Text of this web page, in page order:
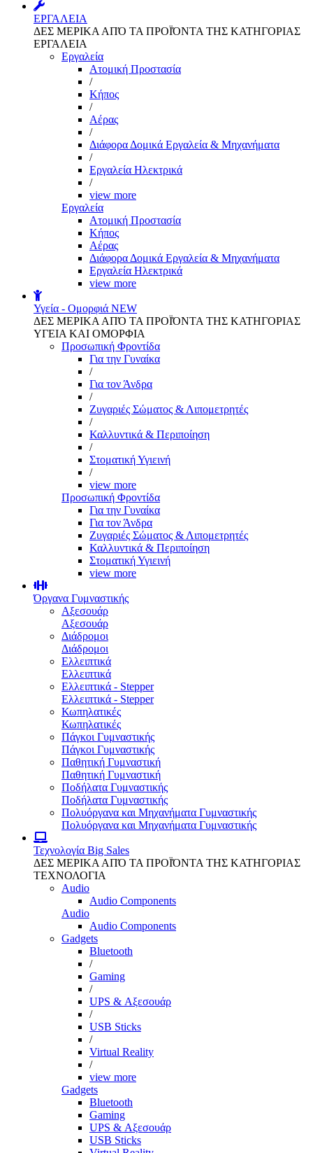
ΕΡΓΑΛΕΙΑ
ΔΕΣ ΜΕΡΙΚΑ ΑΠΌ ΤΑ ΠΡΟΪΌΝΤΑ ΤΗΣ ΚΑΤΗΓΟΡΙΑΣ
ΕΡΓΑΛΕΙΑ
Εργαλεία
Aτομική Προστασία
/
Kήπος
/
Αέρας
/
Διάφορα Δομικά Εργαλεία & Μηχανήματα
/
Εργαλεία Ηλεκτρικά
/
view more
Εργαλεία
Aτομική Προστασία
Kήπος
Αέρας
Διάφορα Δομικά Εργαλεία & Μηχανήματα
Εργαλεία Ηλεκτρικά
view more
Υγεία - Ομορφιά NEW
ΔΕΣ ΜΕΡΙΚΑ ΑΠΌ ΤΑ ΠΡΟΪΌΝΤΑ ΤΗΣ ΚΑΤΗΓΟΡΙΑΣ
ΥΓΕΙΑ ΚΑΙ ΟΜΟΡΦΙΑ
Προσωπική Φροντίδα
Για την Γυναίκα
/
Για τον Άνδρα
/
Ζυγαριές Σώματος & Λιπομετρητές
/
Καλλυντικά & Περιποίηση
/
Στοματική Υγιεινή
/
view more
Προσωπική Φροντίδα
Για την Γυναίκα
Για τον Άνδρα
Ζυγαριές Σώματος & Λιπομετρητές
Καλλυντικά & Περιποίηση
Στοματική Υγιεινή
view more
Όργανα Γυμναστικής
Αξεσουάρ
Αξεσουάρ
Διάδρομοι
Διάδρομοι
Ελλειπτικά
Ελλειπτικά
Ελλειπτικά - Stepper
Ελλειπτικά - Stepper
Κωπηλατικές
Κωπηλατικές
Πάγκοι Γυμναστικής
Πάγκοι Γυμναστικής
Παθητική Γυμναστική
Παθητική Γυμναστική
Ποδήλατα Γυμναστικής
Ποδήλατα Γυμναστικής
Πολυόργανα και Μηχανήματα Γυμναστικής
Πολυόργανα και Μηχανήματα Γυμναστικής
Τεχνολογία Big Sales
ΔΕΣ ΜΕΡΙΚΑ ΑΠΌ ΤΑ ΠΡΟΪΌΝΤΑ ΤΗΣ ΚΑΤΗΓΟΡΙΑΣ
ΤΕΧΝΟΛΟΓΙΑ
Audio
Audio Components
Audio
Audio Components
Gadgets
Bluetooth
/
Gaming
/
UPS & Αξεσουάρ
/
USB Sticks
/
Virtual Reality
/
view more
Gadgets
Bluetooth
Gaming
UPS & Αξεσουάρ
USB Sticks